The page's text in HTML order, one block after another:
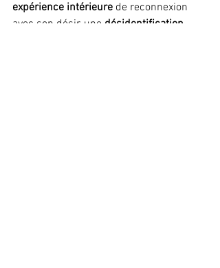
expérience intérieure de reconnexion
avec son désir, une désidentification